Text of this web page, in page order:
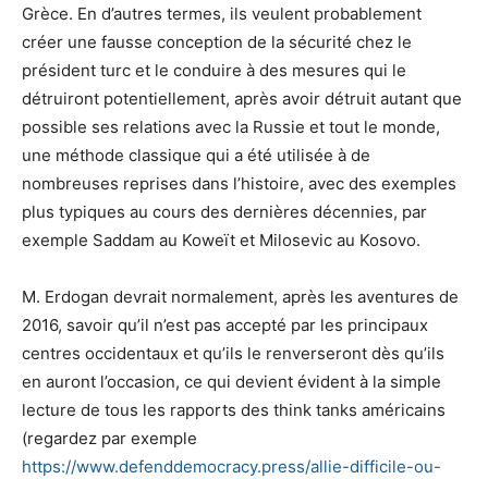
Grèce. En d’autres termes, ils veulent probablement
créer une fausse conception de la sécurité chez le
président turc et le conduire à des mesures qui le
détruiront potentiellement, après avoir détruit autant que
possible ses relations avec la Russie et tout le monde,
une méthode classique qui a été utilisée à de
nombreuses reprises dans l’histoire, avec des exemples
plus typiques au cours des dernières décennies, par
exemple Saddam au Koweït et Milosevic au Kosovo.
M. Erdogan devrait normalement, après les aventures de
2016, savoir qu’il n’est pas accepté par les principaux
centres occidentaux et qu’ils le renverseront dès qu’ils
en auront l’occasion, ce qui devient évident à la simple
lecture de tous les rapports des think tanks américains
(regardez par exemple
https://www.defenddemocracy.press/allie-difficile-ou-